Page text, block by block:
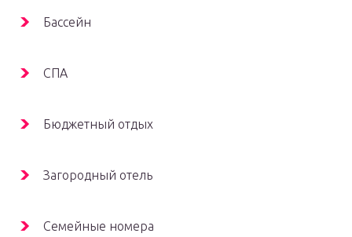
Бассейн
СПА
Бюджетный отдых
Загородный отель
Семейные номера